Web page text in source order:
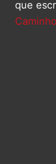
que